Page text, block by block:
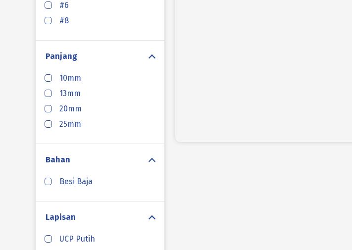
#6
#8
Panjang
10mm
13mm
20mm
25mm
Bahan
Besi Baja
Lapisan
UCP Putih